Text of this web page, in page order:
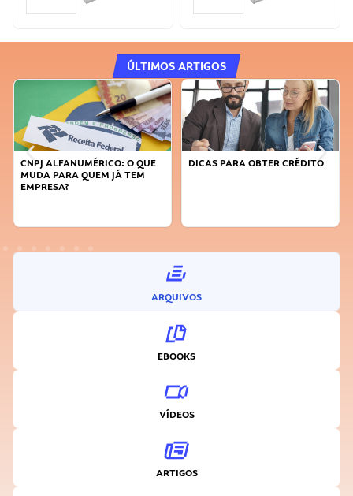
ÚLTIMOS ARTIGOS
CNPJ ALFANUMÉRICO: O QUE
MUDA PARA QUEM JÁ TEM
EMPRESA?
DICAS PARA OBTER CRÉDITO
ARQUIVOS
EBOOKS
VÍDEOS
ARTIGOS